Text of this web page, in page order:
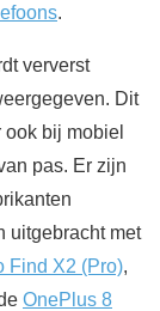
.
ververst
Dit
bij mobiel
pas. Er zijn
uitgebracht met
Find X2 (Pro),
OnePlus 8